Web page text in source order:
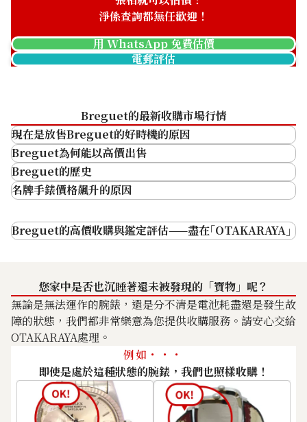
ASK
收購日期: 2026年5月
參考回收價
ASK
Breguet Classic Power
Reserve 5277BB/12/9V6
收購日期: 2026年5月
Breguet Heritage
Tonneau Cambrai 3670
參考回收價
ASK
收購日期: 2025年12月
淨係查詢都無任歡迎！
用 WhatsApp 免費估價
電郵評估
Breguet的最新收購市場行情
現在是放售Breguet的好時機的原因
Breguet為何能以高價出售
世界五大鐘錶品牌中歷史最悠久的品牌
高技術力與優雅設計
廣受鐘錶愛好者支持
Breguet的歷史
名牌手錶價格飆升的原因
01
即使是二手錶，需求依然高企（即使壞了
也能出售）
作為實體資產的價值
Breguet的高價收購與鑑定評估——盡在｢OTAKARAYA｣
您家中是否也沉睡著還未被發現的「寶物」呢？
無論是無法運作的腕錶，還是分不清是電池耗盡還是發生故
障的狀態，我們都非常樂意為您提供收購服務。請安心交給
OTAKARAYA處理。
例如・・・
即使是處於這種狀態的腕錶，我們也照樣收購！